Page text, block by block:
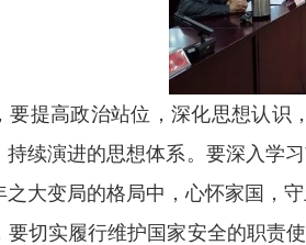
高政治站位，深化思想认识
持续演进的思想体系。要深入学
之大变局的格局中，心怀家国，
实履行维护国家安全的职责使